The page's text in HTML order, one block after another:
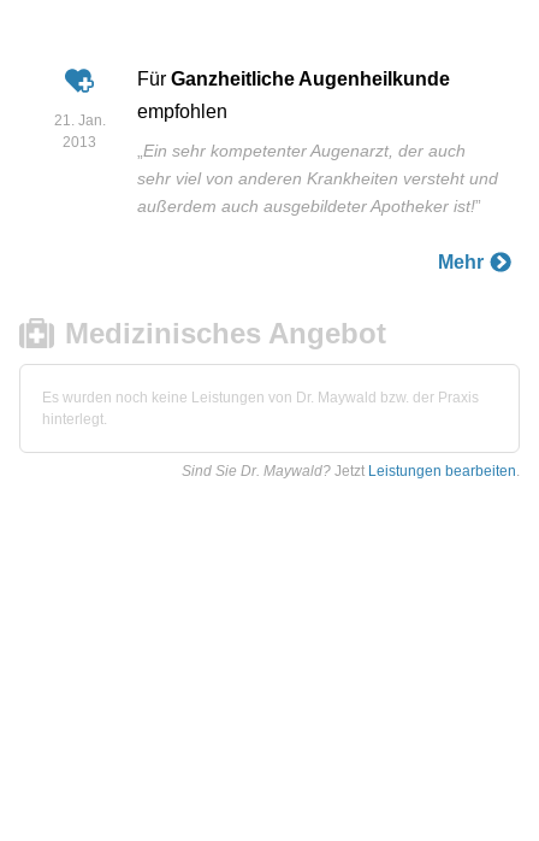
21. Jan.
2013
Für Ganzheitliche Augenheilkunde
empfohlen
„Ein sehr kompetenter Augenarzt, der auch
sehr viel von anderen Krankheiten versteht und
außerdem auch ausgebildeter Apotheker ist!”
Mehr
Medizinisches Angebot
Es wurden noch keine Leistungen von Dr. Maywald bzw. der Praxis
hinterlegt.
Sind Sie Dr. Maywald? Jetzt Leistungen bearbeiten.